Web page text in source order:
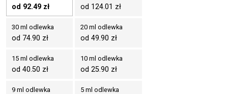
od 92.49 zł od 124.01 zł
30 ml odlewka
od 74.90 zł
20 ml odlewka
od 49.90 zł
15 ml odlewka
od 40.50 zł
10 ml odlewka
od 25.90 zł
9 ml odlewka 5 ml odlewka